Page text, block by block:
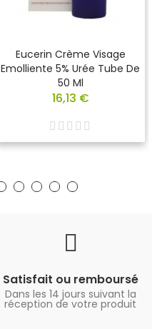
Eucerin Crème Visage
Emolliente 5% Urée Tube De
50 Ml
16,13 €
Satisfait ou remboursé
Dans les 14 jours suivant la
réception de votre produit